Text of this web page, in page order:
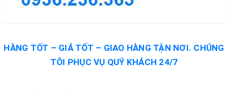
HÀNG TỐT – GIÁ TỐT – GIAO HÀNG TẬN NƠI. CHÚNG
TÔI PHỤC VỤ QUÝ KHÁCH 24/7